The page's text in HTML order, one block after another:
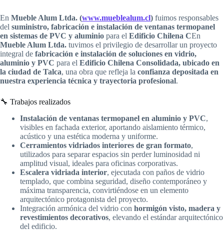
En Mueble Alum Ltda. (www.mueblealum.cl) fuimos responsables
del suministro, fabricación e instalación de ventanas termopanel
en sistemas de PVC y aluminio para el Edificio Chilena CEn
Mueble Alum Ltda. tuvimos el privilegio de desarrollar un proyecto
integral de fabricación e instalación de soluciones en vidrio,
aluminio y PVC para el Edificio Chilena Consolidada, ubicado en
la ciudad de Talca, una obra que refleja la confianza depositada en
nuestra experiencia técnica y trayectoria profesional.
🔧 Trabajos realizados
Instalación de ventanas termopanel en aluminio y PVC,
visibles en fachada exterior, aportando aislamiento térmico,
acústico y una estética moderna y uniforme.
Cerramientos vidriados interiores de gran formato,
utilizados para separar espacios sin perder luminosidad ni
amplitud visual, ideales para oficinas corporativas.
Escalera vidriada interior, ejecutada con paños de vidrio
templado, que combina seguridad, diseño contemporáneo y
máxima transparencia, convirtiéndose en un elemento
arquitectónico protagonista del proyecto.
Integración armónica del vidrio con hormigón visto, madera y
revestimientos decorativos, elevando el estándar arquitectónico
del edificio.